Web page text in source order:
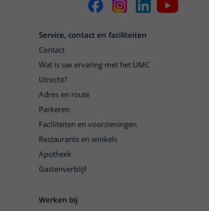
Service, contact en faciliteiten
Contact
Wat is uw ervaring met het UMC
Utrecht?
Adres en route
Parkeren
Faciliteiten en voorzieningen
Restaurants en winkels
Apotheek
Gastenverblijf
Werken bij